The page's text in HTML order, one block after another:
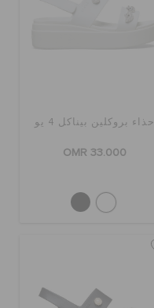
حذاء بروكلين بيناكل 4 يو
OMR 33.000